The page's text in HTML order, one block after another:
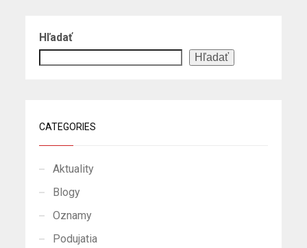
Hľadať
Hľadať
CATEGORIES
Aktuality
Blogy
Oznamy
Podujatia